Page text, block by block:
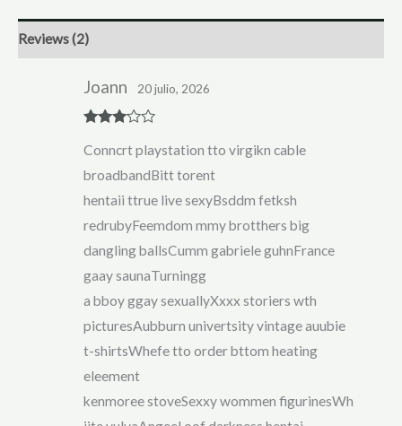
Reviews (2)
out of 5
Joann 20 julio, 2026
Conncrt playstation tto virgikn cable
broadbandBitt torent
hentaii ttrue live sexyBsddm fetksh
redrubyFeemdom mmy brotthers big
dangling ballsCumm gabriele guhnFrance
gaay saunaTurningg
a bboy ggay sexuallyXxxx storiers wth
picturesAubburn univertsity vintage auubie
t-shirtsWhefe tto order bttom heating
eleement
kenmoree stoveSexxy wommen figurinesWh